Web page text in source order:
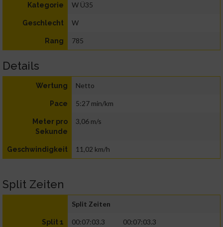
Kategorie W Ü35
Geschlecht W
Rang 785
Details
Wertung Netto
Pace 5:27 min/km
Meter pro
Sekunde
3,06 m/s
Geschwindigkeit 11,02 km/h
Split Zeiten
Split Zeiten
Split 1 00:07:03.3 00:07:03.3